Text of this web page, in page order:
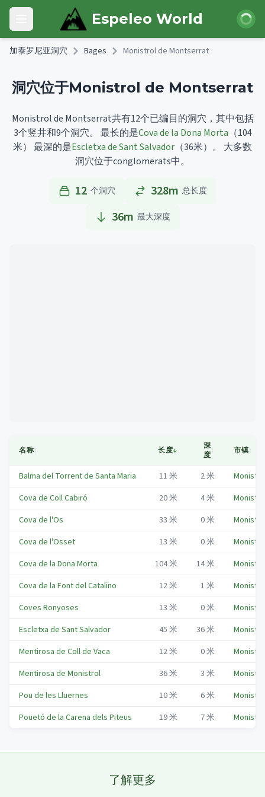
Skip to main content
Open main menu Espeleo World 登录
加泰罗尼亚洞穴 Bages Monistrol de Montserrat
洞穴位于Monistrol de Montserrat
Monistrol de Montserrat共有12个已编目的洞穴，其中包括
3个竖井和9个洞穴。
最长的是Cova de la Dona Morta （104
米） 最深的是Escletxa de Sant Salvador （36米）。
大多数
洞穴位于conglomerats中。
12 个洞穴 328m 总长度
36m 最大深度
名称↕ 长度↓
深
度↕ 市镇↕
Balma del Torrent de Santa Maria 11 米 2米
Cova de Coll Cabiró
20米 4米
Cova de l'Os
33 米 0米
Cova de l'Osset
13 米 0米
Cova de la Dona Morta
104米 14米
Cova de la Font del Catalino
12米 1 米
Coves Ronyoses
13 米 0米
Escletxa de Sant Salvador
45 米 36米
Mentirosa de Coll de Vaca
12米 0米
Mentirosa de Monistrol
36米 3 米
Pou de les Lluernes
10米 6米
Pouetó de la Carena dels Piteus
19米 7米
了解更多